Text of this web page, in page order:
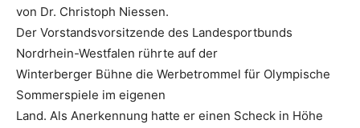
von Dr. Christoph Niessen.
Der Vorstandsvorsitzende des Landesportbunds
Nordrhein-Westfalen rührte auf der
Winterberger Bühne die Werbetrommel für Olympische
Sommerspiele im eigenen
Land. Als Anerkennung hatte er einen Scheck in Höhe